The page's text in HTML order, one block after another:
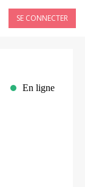
SE CONNECTER
En ligne